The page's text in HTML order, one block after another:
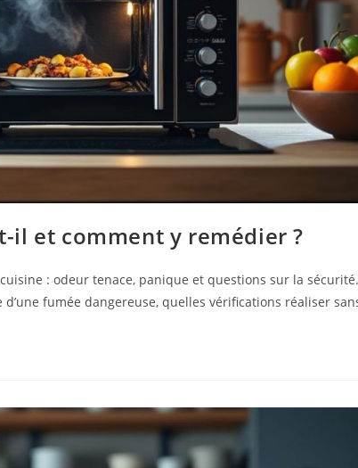
il et comment y remédier ?
: odeur tenace, panique et questions sur la sécurité.
fumée dangereuse, quelles vérifications réaliser